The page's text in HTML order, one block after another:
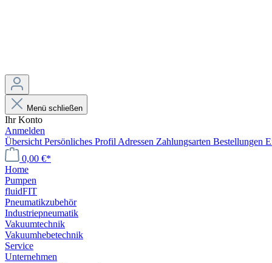
Menü schließen
Ihr Konto
Anmelden
Übersicht Persönliches Profil Adressen Zahlungsarten Bestellungen
0,00 €*
Home
Pumpen
fluidFIT
Pneumatikzubehör
Industriepneumatik
Vakuumtechnik
Vakuumhebetechnik
Service
Unternehmen